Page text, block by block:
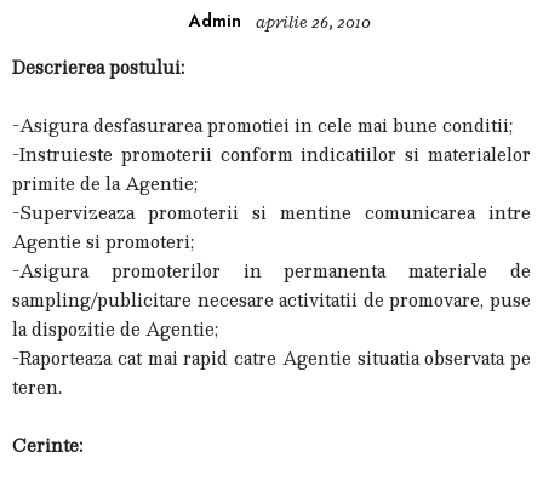
Admin aprilie 26, 2010
Descrierea postului:
-Asigura desfasurarea promotiei in cele mai bune conditii;
-Instruieste promoterii conform indicatiilor si materialelor
primite de la Agentie;
-Supervizeaza promoterii si mentine comunicarea intre
Agentie si promoteri;
-Asigura promoterilor in permanenta materiale de
sampling/publicitare necesare activitatii de promovare, puse
la dispozitie de Agentie;
-Raporteaza cat mai rapid catre Agentie situatia observata pe
teren.
Cerinte: